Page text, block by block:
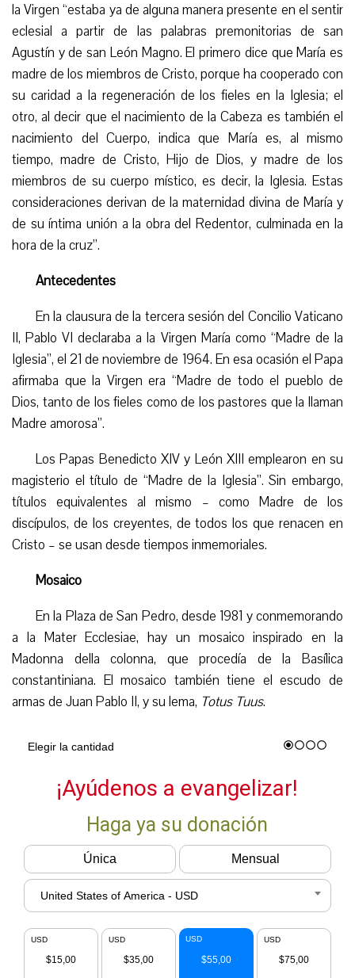
la Virgen “estaba ya de alguna manera presente en el sentir
eclesial a partir de las palabras premonitorias de san
Agustín y de san León Magno. El primero dice que María es
madre de los miembros de Cristo, porque ha cooperado con
su caridad a la regeneración de los fieles en la Iglesia; el
otro, al decir que el nacimiento de la Cabeza es también el
nacimiento del Cuerpo, indica que María es, al mismo
tiempo, madre de Cristo, Hijo de Dios, y madre de los
miembros de su cuerpo místico, es decir, la Iglesia. Estas
consideraciones derivan de la maternidad divina de María y
de su íntima unión a la obra del Redentor, culminada en la
hora de la cruz”.
Antecedentes
En la clausura de la tercera sesión del Concilio Vaticano
II, Pablo VI declaraba a la Virgen María como “Madre de la
Iglesia”, el 21 de noviembre de 1964. En esa ocasión el Papa
afirmaba que la Virgen era “Madre de todo el pueblo de
Dios, tanto de los fieles como de los pastores que la llaman
Madre amorosa”.
Los Papas Benedicto XIV y León XIII emplearon en su
magisterio el título de “Madre de la Iglesia”. Sin embargo,
títulos equivalentes al mismo – como Madre de los
discípulos, de los creyentes, de todos los que renacen en
Cristo – se usan desde tiempos inmemoriales.
Mosaico
En la Plaza de San Pedro, desde 1981 y conmemorando
a la Mater Ecclesiae, hay un mosaico inspirado en la
Madonna della colonna, que procedía de la Basílica
constantiniana. El mosaico también tiene el escudo de
armas de Juan Pablo II, y su lema, Totus Tuus.